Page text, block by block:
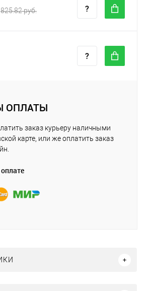
825.82 руб.
ОПЛАТЫ
заказ курьеру наличными
карте, или же оплатить заказ